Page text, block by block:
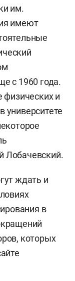
им.
имеют
с 1960 года.
физических и
университете
Лобачевский.
ждать и
в
которых